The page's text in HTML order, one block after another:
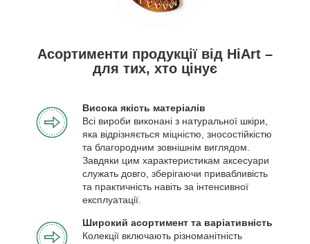
Асортименти продукції від HiArt –
для тих, хто цінує
Висока якість матеріалів
Всі вироби виконані з натуральної шкіри,
яка відрізняється міцністю, зносостійкістю
та благородним зовнішнім виглядом.
Завдяки цим характеристикам аксесуари
служать довго, зберігаючи привабливість
та практичність навіть за інтенсивної
експлуатації.
Широкий асортимент та варіативність
Колекції включають різноманітність